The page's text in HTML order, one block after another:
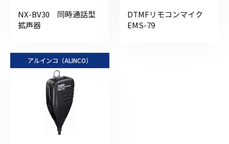
NX-BV30 同時通話型
拡声器
DTMFリモコンマイク
EMS-79
アルインコ（ALINCO）